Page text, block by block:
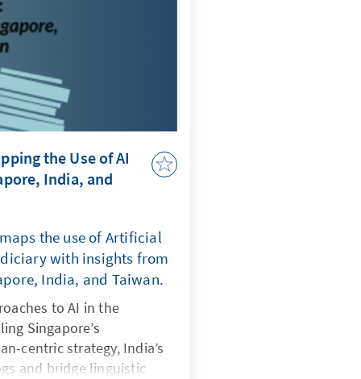
für eine
Bis Januar 2026 läuft
dieser
auf die künftige
Parteienlandschaft
es weiter in dem von
the Use of AI
India, and
the use of Artificial
with insights from
India, and Taiwan.
to AI in the
Singapore’s
centric strategy, India’s
and bridge linguistic